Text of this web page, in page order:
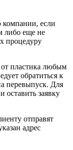
компании, если
либо еще не
процедуру
от пластика любым
обратиться к
перевыпуск. Для
оставить заявку
отправят
адрес